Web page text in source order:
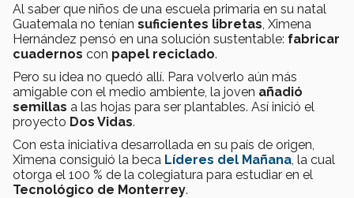
Al saber que niños de una escuela primaria en su natal
Guatemala no tenían suficientes libretas , Ximena
Hernández pensó en una solución sustentable: fabricar
cuadernos con papel reciclado.
Pero su idea no quedó allí. Para volverlo aún más
amigable con el medio ambiente, la joven añadió
semillas a las hojas para ser plantables. Así inició el
proyecto Dos Vidas.
Con esta iniciativa desarrollada en su país de origen,
Ximena consiguió la beca Líderes del Mañana , la cual
otorga el 100 % de la colegiatura para estudiar en el
Tecnológico de Monterrey.